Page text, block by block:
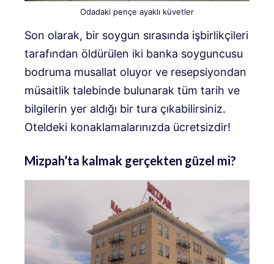
Odadaki pençe ayaklı küvetler
Son olarak, bir soygun sırasında işbirlikçileri
tarafından öldürülen iki banka soyguncusu
bodruma musallat oluyor ve resepsiyondan
müsaitlik talebinde bulunarak tüm tarih ve
bilgilerin yer aldığı bir tura çıkabilirsiniz.
Oteldeki konaklamalarınızda ücretsizdir!
Mizpah’ta kalmak gerçekten güzel mi?